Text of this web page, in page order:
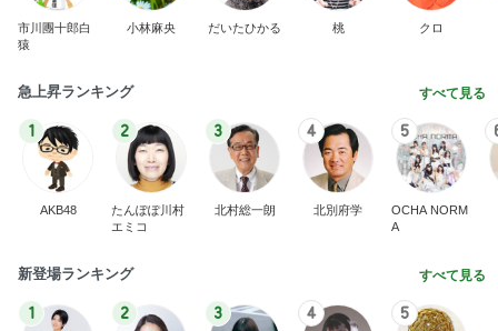
市川團十郎白
猿
小林麻央 だいたひかる 桃 クロ
急上昇ランキング すべて見る
1
AKB48
2
たんぽぽ川村
エミコ
3
北村総一朗
4
北別府学
5
OCHA NORM
A
新登場ランキング すべて見る
1 2 3 4 5